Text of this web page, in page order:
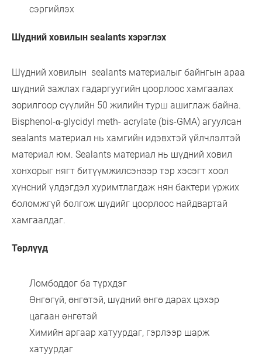
сэргийлэх
Шүдний ховилын sealants хэрэглэх
Шүдний ховилын sealants материалыг байнгын араа
шүдний зажлах гадаргуугийн цоорлоос хамгаалах
зорилгоор сүүлийн 50 жилийн турш ашиглаж байна.
Bisphenol-α-glycidyl meth- acrylate (bis-GMA) агуулсан
sealants материал нь хамгийн идэвхтэй үйлчлэлтэй
материал юм. Sealants материал нь шүдний ховил
хонхорыг нягт битүүмжилсэнээр тэр хэсэгт хоол
хүнсний үлдэгдэл хуримтлагдаж нян бактери үржих
боломжгүй болгож шүдийг цоорлоос найдвартай
хамгаалдаг.
Төрлүүд
Ломбоддог ба түрхдэг
Өнгөгүй, өнгөтэй, шүдний өнгө дарах цэхэр
цагаан өнгөтэй
Химийн аргаар хатуурдаг, гэрлээр шарж
хатуурдаг